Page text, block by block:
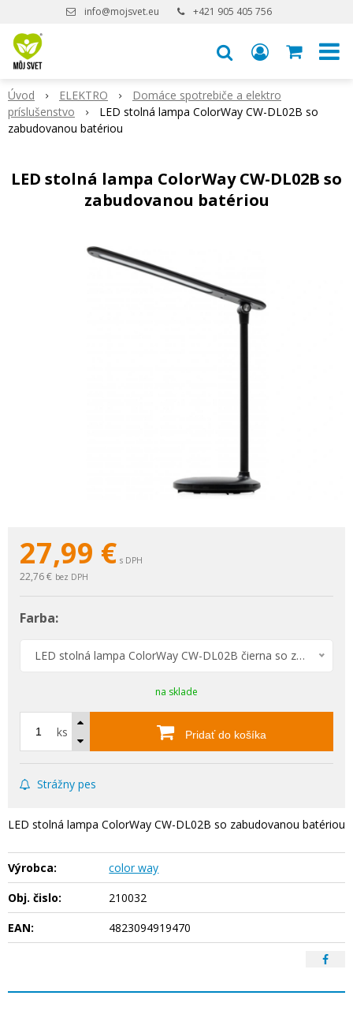
info@mojsvet.eu +421 905 405 756
Úvod ELEKTRO
Domáce spotrebiče a elektro
príslušenstvo
LED stolná lampa ColorWay CW-DL02B so
zabudovanou batériou
LED stolná lampa ColorWay CW-DL02B so
zabudovanou batériou
27,99 € s DPH
22,76 € bez DPH
Farba:
LED stolná lampa ColorWay CW-DL02B čierna so zabudovanou batériou
na sklade
ks Pridať do košíka
Strážny pes
LED stolná lampa ColorWay CW-DL02B so zabudovanou batériou
Výrobca:
color way
Obj. čislo:
210032
EAN:
4823094919470